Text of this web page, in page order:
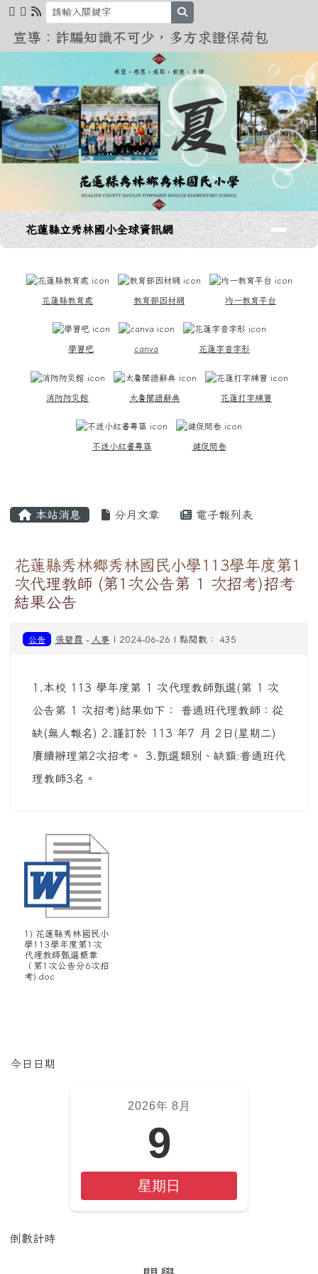
跳至主內容區
花蓮縣立秀林國小全球資訊網
宣導：詐騙知識不可少，多方求證保荷包
導覽列花蓮縣立秀林國小全球資訊網
花蓮縣教育處 教育部因材網 均一教育平台
學習吧 canva 花蓮字音字形
消防防災館 太魯閣語辭典 花蓮打字練習
不迷小紅書專區 健促問卷
本站消息 分月文章 電子報列表
花蓮縣秀林鄉秀林國民小學113學年度第1
次代理教師 (第1次公告第 1 次招考)招考
結果公告
公告 張碧霞 - 人事 | 2024-06-26 | 點閱數： 435
1.本校 113 學年度第 1 次代理教師甄選(第 1 次
公告第 1 次招考)結果如下： 普通班代理教師：從
缺(無人報名) 2.謹訂於 113 年7 月 2日(星期二)
賡續辦理第2次招考。 3.甄選類別、缺額:普通班代
理教師3名。
1) 花蓮縣秀林國民小
學113學年度第1次
代理教師甄選簡章
（第1次公告分6次招
考).doc
左邊區域內容
今日日期
2026年 8月
9
星期日
倒數計時